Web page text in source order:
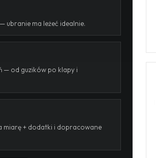
ma leżeć idealnie.
— od guzików po klapy i
miarę + dodatki i dopracowane